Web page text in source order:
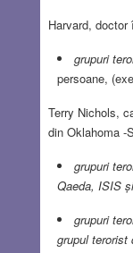
Harvard,
grupuri
persoane,
Terry Nichols,
din Oklahoma -
grupuri
Qaeda, ISIS
grupuri
grupul terorist